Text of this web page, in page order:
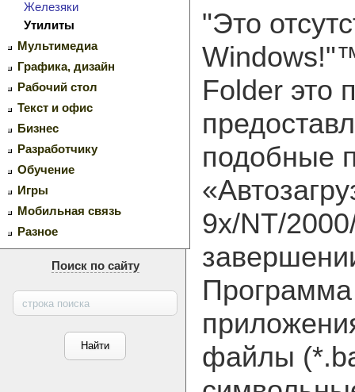
Железяки
Утилиты
Мультимедиа
Графика, дизайн
Рабочий стол
Текст и офис
Бизнес
Разработчику
Обучение
Игры
Мобильная связь
Разное
Поиск по сайту
"Это
Folder это
подобные
9x/NT/
Программа
файлы